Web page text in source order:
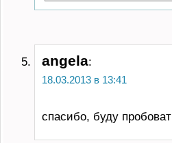
angela:
18.03.2013 в 13:41
спасибо, буду